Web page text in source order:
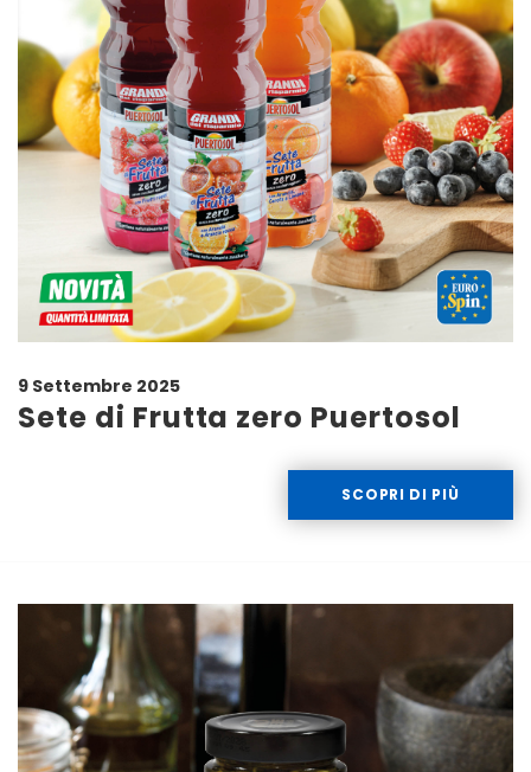
9 Settembre 2025
Sete di Frutta zero Puertosol
SCOPRI DI PIÙ